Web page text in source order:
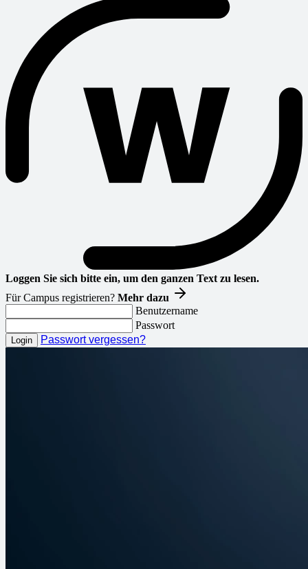
Loggen Sie sich bitte ein, um den ganzen Text zu lesen.
Für Campus registrieren? Mehr dazu
Benutzername
Passwort
Passwort vergessen?